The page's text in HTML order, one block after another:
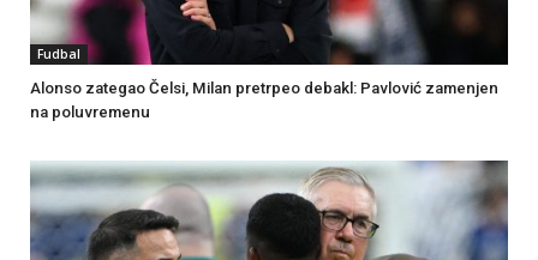
Fudbal
Alonso zategao Čelsi, Milan pretrpeo debakl: Pavlović zamenjen
na poluvremenu